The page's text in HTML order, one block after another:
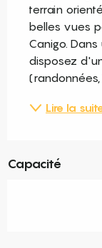
terrain
belles vues
Canigo.
disposez
(randonnées,
Lire la
Capacité